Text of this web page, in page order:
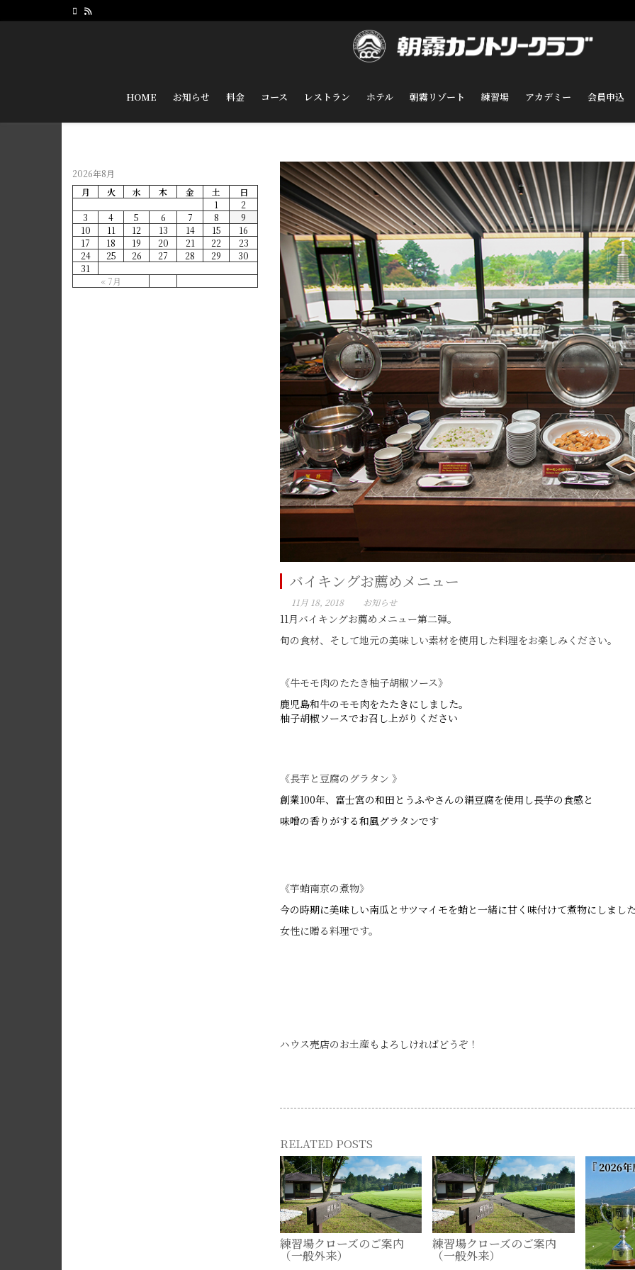
HOME お知らせ 料金 コース レストラン ホテル 朝霧リゾート 練習場 アカデミー 会員申込
バイキングお薦めメニュー
11月 18, 2018 お知らせ
11月バイキングお薦めメニュー第二弾。
旬の食材、そして地元の美味しい素材を使用した料理をお楽しみください。
《牛モモ肉のたたき柚子胡椒ソース》
鹿児島和牛のモモ肉をたたきにしました。
柚子胡椒ソースでお召し上がりください
《長芋と豆腐のグラタン 》
創業100年、富士宮の和田とうふやさんの絹豆腐を使用し長芋の食感と
味噌の香りがする和風グラタンです
《芋蛸南京の煮物》
今の時期に美味しい南瓜とサツマイモを蛸と一緒に甘く味付けて煮物にしまし
女性に贈る料理です。
ハウス売店のお土産もよろしければどうぞ！
RELATED POSTS
練習場クローズのご案内
（一般外来）
練習場クローズのご案内
（一般外来）
2026年8月
月
火 水 木 金 土 日
« 7月
1
2
3
4 5 6 7 8
9
10
11 12 13 14 15
16
17
18 19 20 21 22
23
24
25 26 27 28 29
30
31